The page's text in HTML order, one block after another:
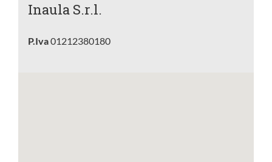
Inaula S.r.l.
P.Iva01212380180